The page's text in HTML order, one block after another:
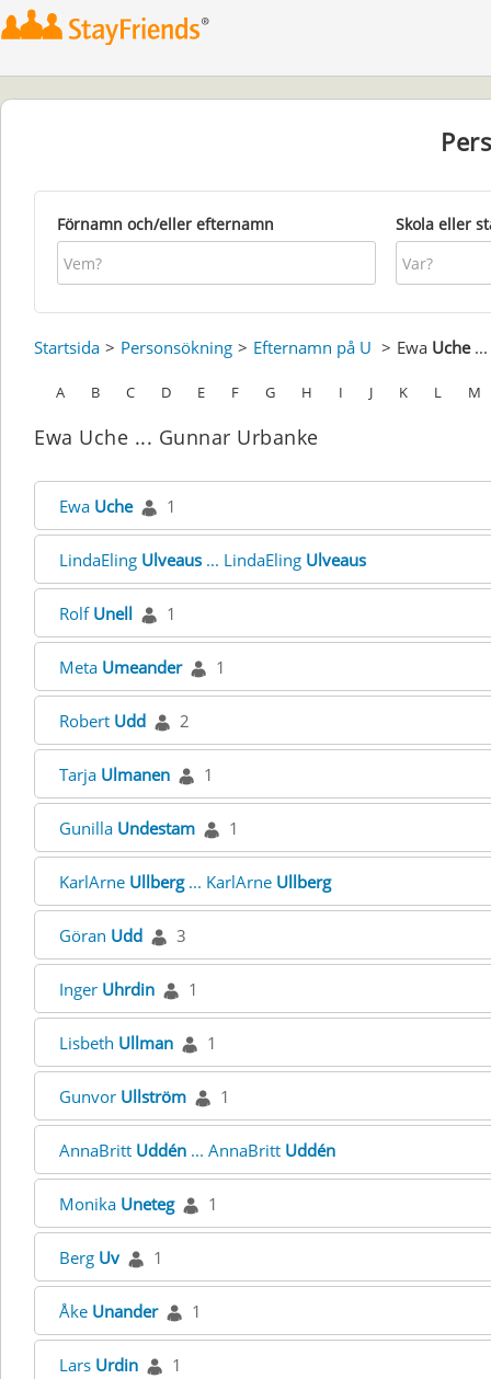
Förnamn och/eller efternamn Skola eller
Startsida Personsökning Efternamn på U Ewa Uche...
A B C D E F G H I J K L M
Ewa Uche ... Gunnar Urbanke
Ewa Uche 1
LindaEling Ulveaus ... LindaEling Ulveaus
Rolf Unell 1
Meta Umeander 1
Robert Udd 2
Tarja Ulmanen 1
Gunilla Undestam 1
KarlArne Ullberg... KarlArne Ullberg
Göran Udd 3
Inger Uhrdin 1
Lisbeth Ullman 1
Gunvor Ullström 1
AnnaBritt Uddén ... AnnaBritt Uddén
Monika Uneteg 1
Berg Uv 1
Åke Unander 1
Lars Urdin 1